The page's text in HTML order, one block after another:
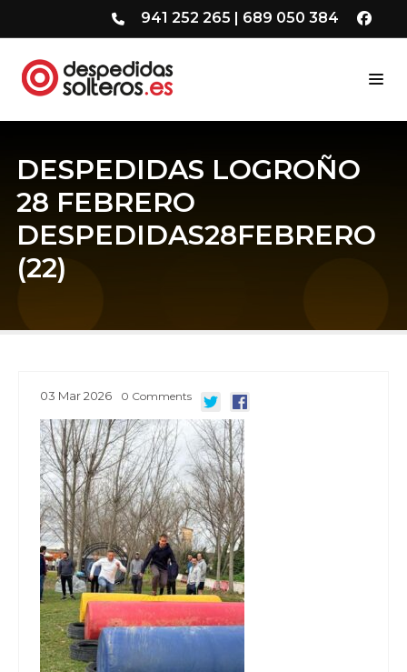
941 252 265 | 689 050 384
DESPEDIDAS LOGROÑO
28 FEBRERO
DESPEDIDAS28FEBRERO
(22)
03 Mar2026 0 Comments